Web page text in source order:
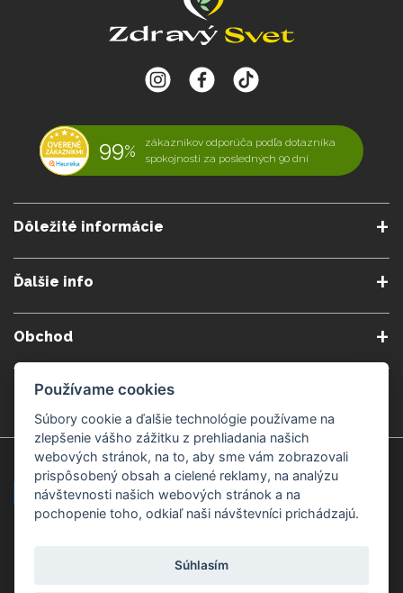
99%
zákazníkov odporúča podľa dotazníka
spokojnosti za posledných 90 dní
Dôležité informácie
Ochrana osobných údajov
Cookies nastavenia
Ďalšie info
Gemmoterapia
Obchod
Nakupuj bezpečne Veľkoobchod
Kamenné predajne
Považská Bystrica v Kauflande Považská Bystrica Mpark
Žilina Čadca
Záruka kvality
Používame cookies
Súbory cookie a ďalšie technológie používame na
zlepšenie vášho zážitku z prehliadania našich
webových stránok, na to, aby sme vám zobrazovali
prispôsobený obsah a cielené reklamy, na analýzu
návštevnosti našich webových stránok a na
pochopenie toho, odkiaľ naši návštevníci prichádzajú.
Súhlasím